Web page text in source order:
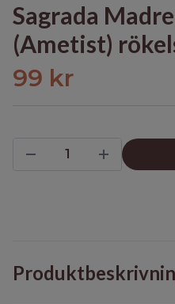
Sagrada
(Ametist)
99 kr